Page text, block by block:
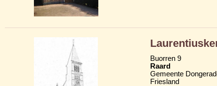
Buorren 9
Raard
Gemeente
Friesland